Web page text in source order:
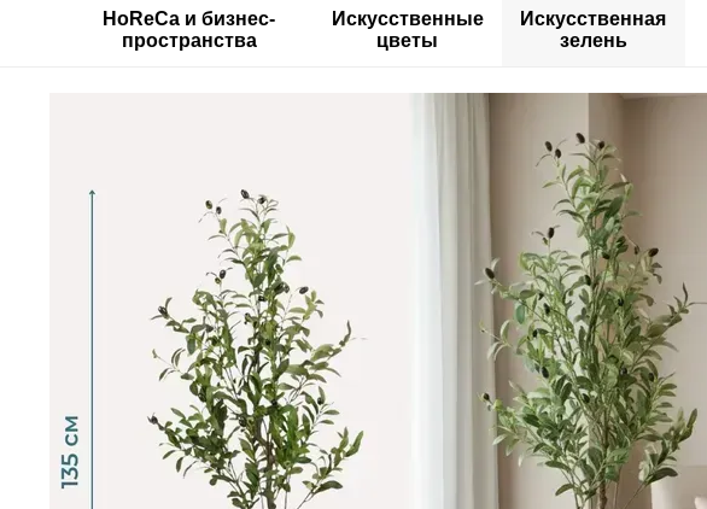
HoReCa и бизнес-
пространства
Искусственные
цветы
Искусственная
зелень